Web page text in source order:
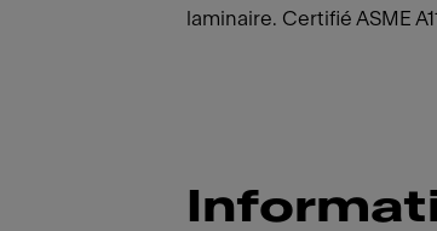
laminaire. Certifié ASME